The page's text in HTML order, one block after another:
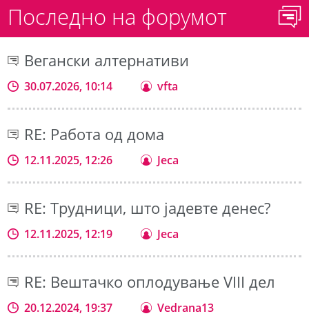
Последно на форумот
Вегански алтернативи
30.07.2026, 10:14 vfta
RE: Работа од дома
12.11.2025, 12:26 Jeca
RE: Трудници, што јадевте денес?
12.11.2025, 12:19 Jeca
RE: Вештачко оплодување VIII дел
20.12.2024, 19:37 Vedrana13